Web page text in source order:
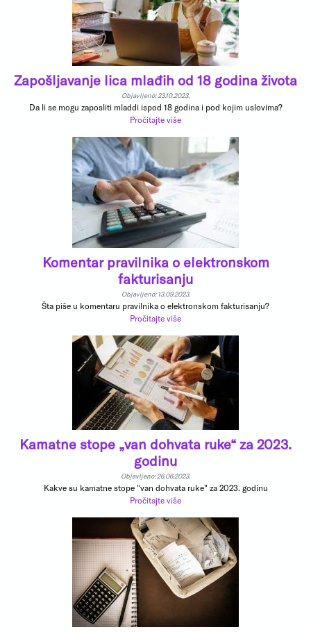
Zapošljavanje lica mlađih od 18 godina života
Objavljeno: 23.10.2023.
Da li se mogu zaposliti mladdi ispod 18 godina i pod kojim uslovima?
Pročitajte više
Komentar pravilnika o elektronskom
fakturisanju
Objavljeno: 13.09.2023.
Šta piše u komentaru pravilnika o elektronskom fakturisanju?
Pročitajte više
Kamatne stope „van dohvata ruke“ za 2023.
godinu
Objavljeno: 26.06.2023.
Kakve su kamatne stope "van dohvata ruke" za 2023. godinu
Pročitajte više